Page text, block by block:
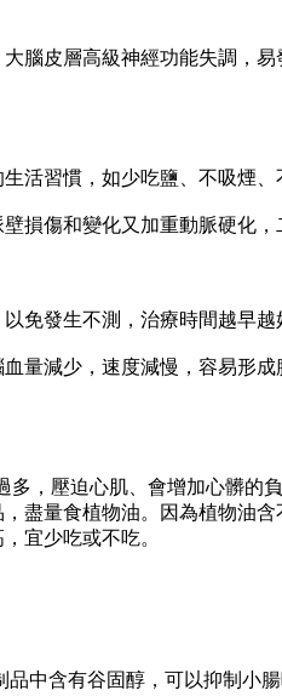
皮層高級神經功能失調，易
習慣，如少吃鹽、不吸煙、
傷和變化又加重動脈硬化，
發生不測，治療時間越早越
減少，速度減慢，容易形成
壓迫心肌、會增加心髒的
盡量食植物油。因為植物油
宜少吃或不吃。
含有谷固醇，可以抑制小